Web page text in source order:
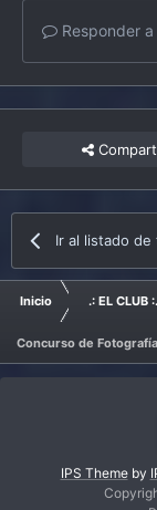
Responder
Ir al listado de
Inicio .: EL CLUB :.
Concurso de
IPS Themeby